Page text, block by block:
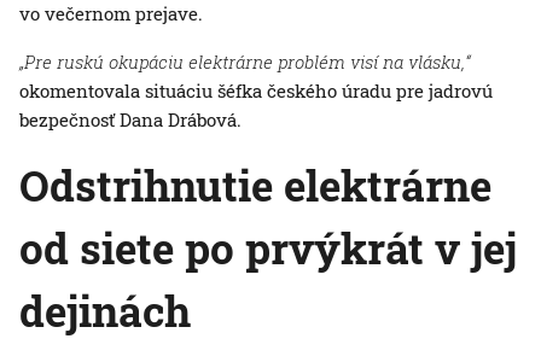
vo večernom prejave.
„Pre ruskú okupáciu elektrárne problém visí na vlásku,“
okomentovala situáciu šéfka českého úradu pre jadrovú
bezpečnosť Dana Drábová.
Odstrihnutie elektrárne
od siete po prvýkrát v jej
dejinách